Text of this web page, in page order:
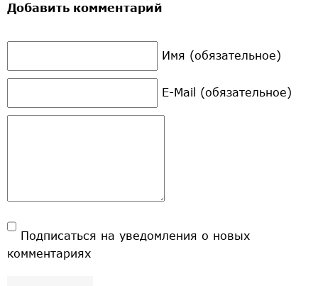
Добавить комментарий
Имя (обязательное)
E-Mail (обязательное)
Подписаться на уведомления о новых
комментариях